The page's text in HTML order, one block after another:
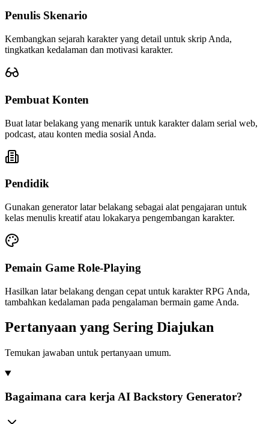
Penulis Skenario
Kembangkan sejarah karakter yang detail untuk skrip Anda,
tingkatkan kedalaman dan motivasi karakter.
Pembuat Konten
Buat latar belakang yang menarik untuk karakter dalam serial web,
podcast, atau konten media sosial Anda.
Pendidik
Gunakan generator latar belakang sebagai alat pengajaran untuk
kelas menulis kreatif atau lokakarya pengembangan karakter.
Pemain Game Role-Playing
Hasilkan latar belakang dengan cepat untuk karakter RPG Anda,
tambahkan kedalaman pada pengalaman bermain game Anda.
Pertanyaan yang Sering Diajukan
Temukan jawaban untuk pertanyaan umum.
Bagaimana cara kerja AI Backstory Generator?